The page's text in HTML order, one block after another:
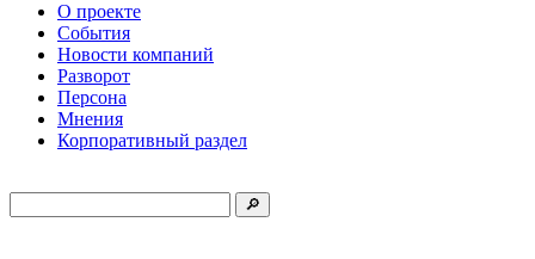
О проекте
События
Новости компаний
Разворот
Персона
Мнения
Корпоративный раздел